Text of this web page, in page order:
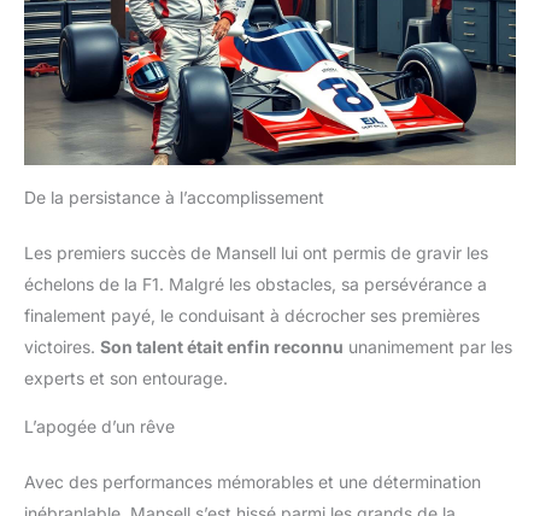
De la persistance à l’accomplissement
Les premiers succès de Mansell lui ont permis de gravir les
échelons de la F1. Malgré les obstacles, sa persévérance a
finalement payé, le conduisant à décrocher ses premières
victoires. Son talent était enfin reconnu unanimement par les
experts et son entourage.
L’apogée d’un rêve
Avec des performances mémorables et une détermination